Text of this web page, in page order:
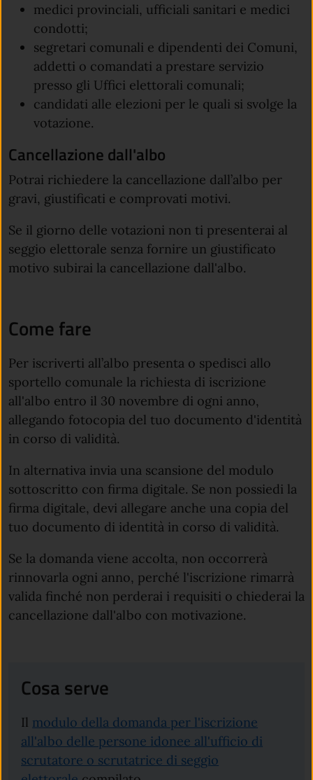
medici provinciali, ufficiali sanitari e medici
condotti;
segretari comunali e dipendenti dei Comuni,
addetti o comandati a prestare servizio
presso gli Uffici elettorali comunali;
candidati alle elezioni per le quali si svolge la
votazione.
Cancellazione dall'albo
Potrai richiedere la cancellazione dall’albo per
gravi, giustificati e comprovati motivi.
Se il giorno delle votazioni non ti presenterai al
seggio elettorale senza fornire un giustificato
motivo subirai la cancellazione dall'albo.
Come fare
Per iscriverti all’albo presenta o spedisci allo
sportello comunale la richiesta di iscrizione
all'albo entro il 30 novembre di ogni anno,
allegando fotocopia del tuo documento d'identità
in corso di validità.
In alternativa invia una scansione del modulo
sottoscritto con firma digitale. Se non possiedi la
firma digitale, devi allegare anche una copia del
tuo documento di identità in corso di validità.
Se la domanda viene accolta, non occorrerà
rinnovarla ogni anno, perché l'iscrizione rimarrà
valida finché non perderai i requisiti o chiederai la
cancellazione dall'albo con motivazione.
Cosa serve
Il modulo della domanda per l'iscrizione
all'albo delle persone idonee all'ufficio di
scrutatore o scrutatrice di seggio